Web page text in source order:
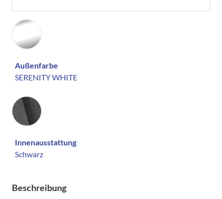
Außenfarbe
SERENITY WHITE
Innenausstattung
Innenausstattung
Schwarz
Beschreibung